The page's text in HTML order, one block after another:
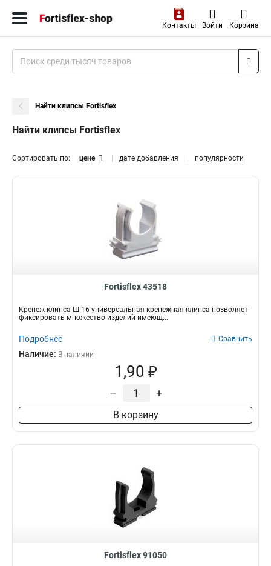
Контакты Войти Корзина
Найти клипсы Fortisflex
Найти клипсы Fortisflex
Сортировать по: цене дате добавления популярности
Fortisflex 43518
Крепеж клипса Ш 16 универсальная крепежная клипса позволяет
фиксировать множество изделий имеющ...
Подробнее Сравнить
Наличие: В наличии
1,90 ₽
– +
В корзину
Fortisflex 91050